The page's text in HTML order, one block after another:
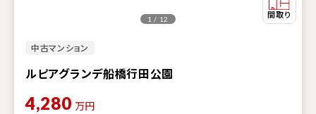
中古マンション
ルピアグランデ船橋行田公園
1 / 12
4,280 万円